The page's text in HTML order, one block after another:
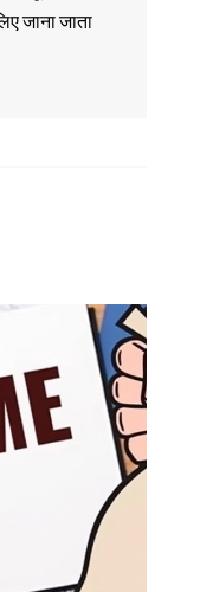
जाना जाता